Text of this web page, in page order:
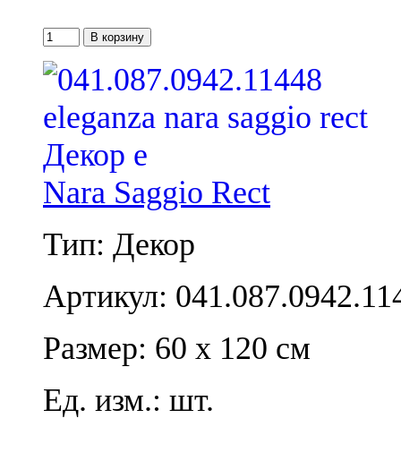
Nara Saggio Rect
Тип: Декор
Артикул:
Размер: 60 x 120 см
Ед. изм.: шт.